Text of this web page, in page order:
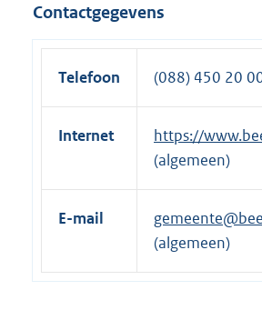
Contactgegevens
Telefoon (088) 450 20
Internet
E
x
t
r
e
https://
(algemeen)
E-mail
(algemeen)